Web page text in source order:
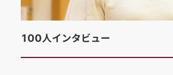
100人インタビュー